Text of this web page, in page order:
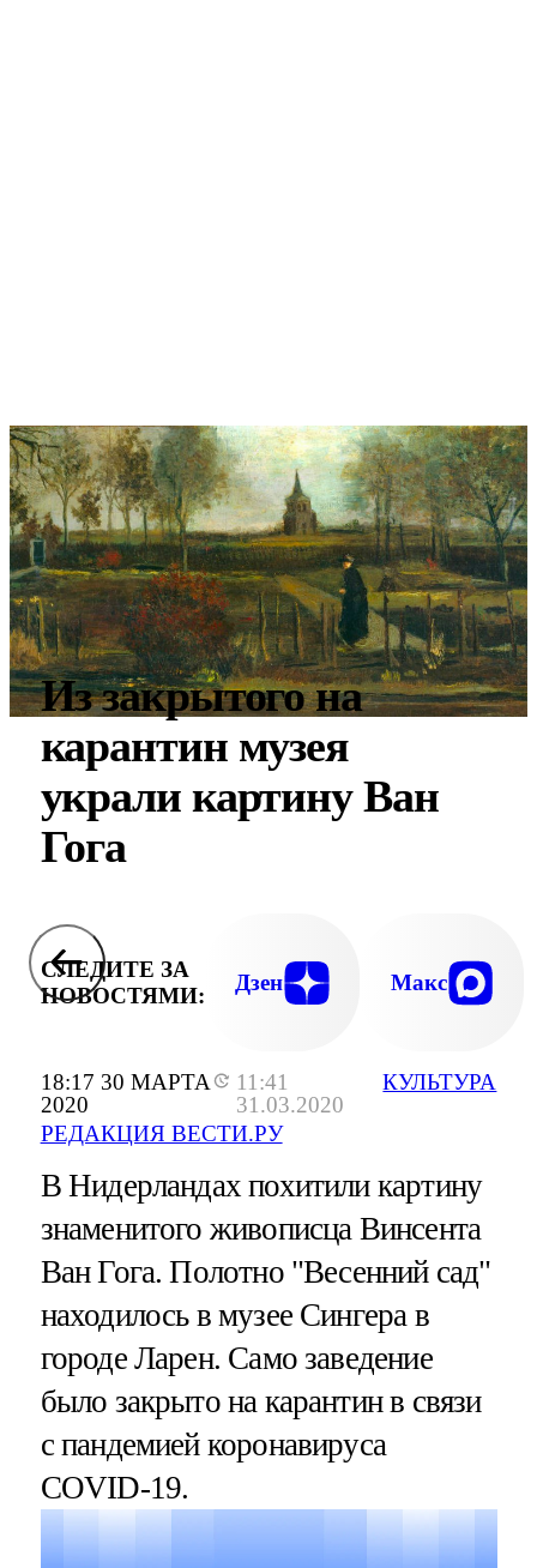
18:17 30 МАРТА
2020
11:41
31.03.2020
РЕДАКЦИЯ ВЕСТИ.РУ
КУЛЬТУРА
Из закрытого на
карантин музея
украли картину Ван
Гога
СЛЕДИТЕ ЗА
НОВОСТЯМИ:
Дзен Макс
В Нидерландах похитили картину
знаменитого живописца Винсента
Ван Гога. Полотно "Весенний сад"
находилось в музее Сингера в
городе Ларен. Само заведение
было закрыто на карантин в связи
с пандемией коронавируса
COVID-19.